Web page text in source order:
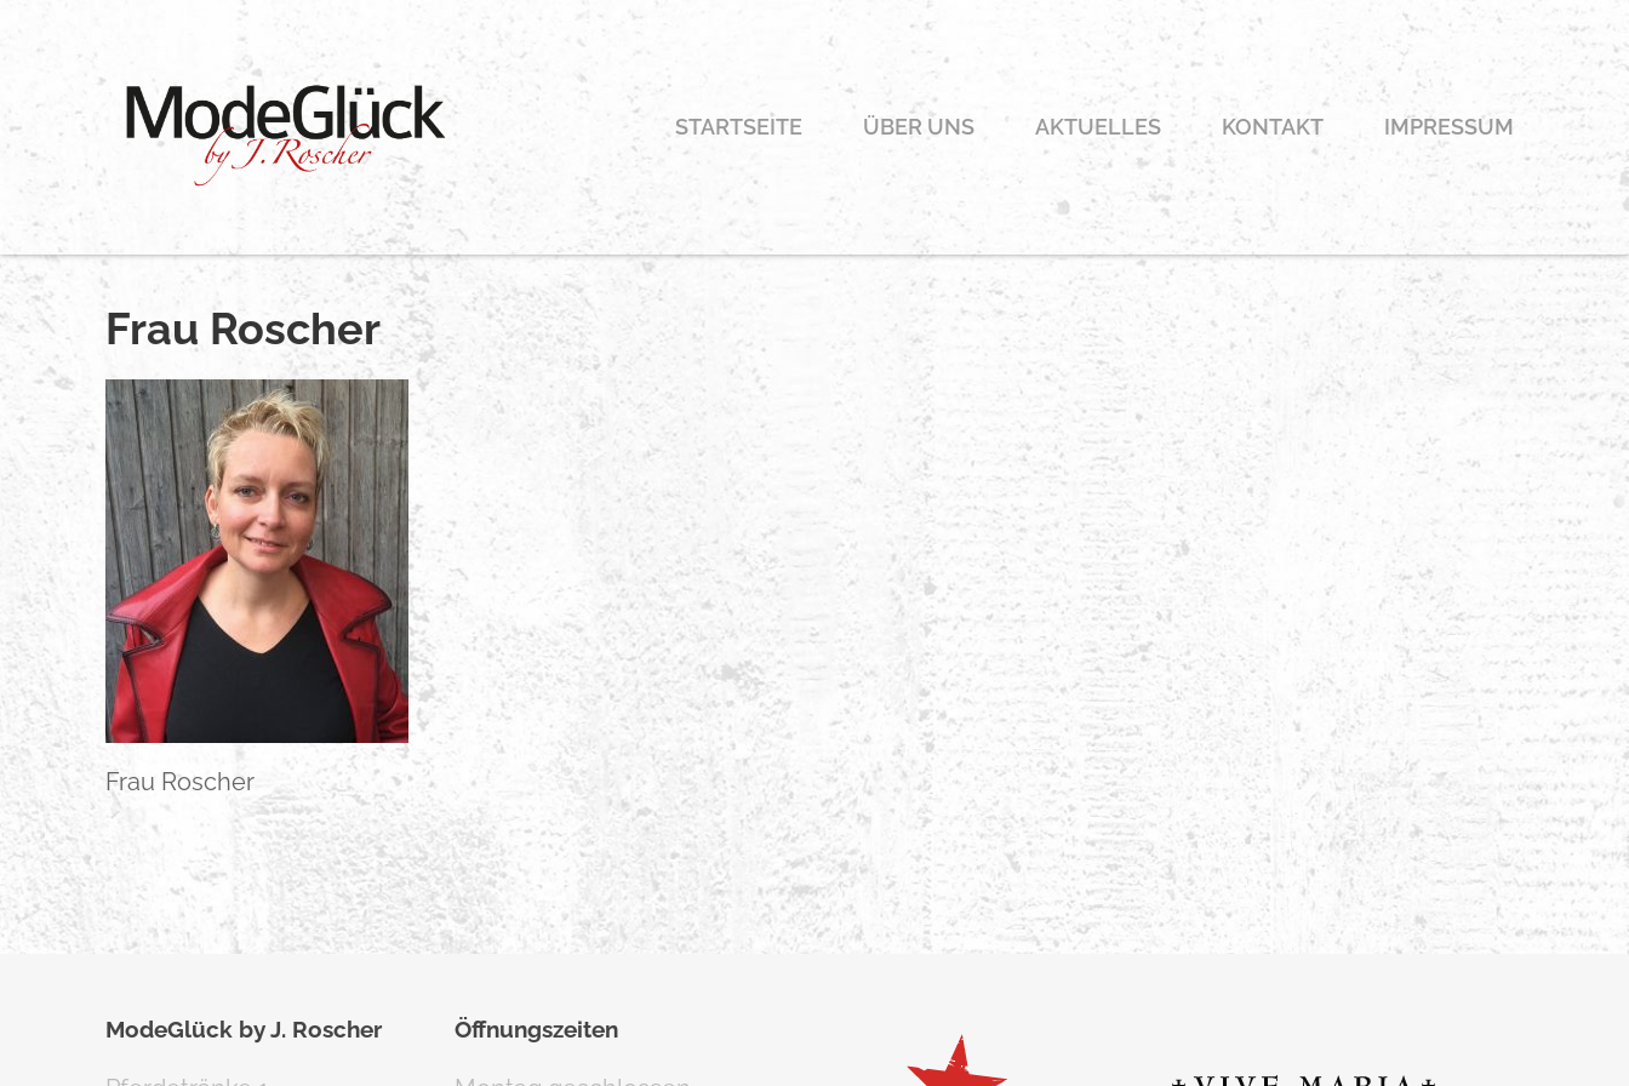
STARTSEITE ÜBER UNS AKTUELLES KONTAKT IMPRESSUM
Frau Roscher
Frau Roscher
ModeGlück by J. Roscher Öffnungszeiten